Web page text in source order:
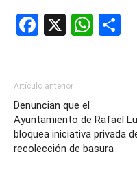
Facebook
X
Artículo anterior
Denuncian que el
Ayuntamiento de Rafael
bloquea iniciativa privada
recolección de basura